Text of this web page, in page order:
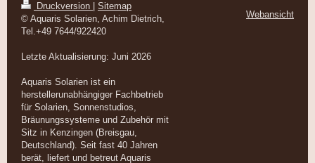
Druckversion
Sitemap
© Aquaris Solarien, Achim Dietrich,
Tel.+49 7644/922420
Letzte Aktualisierung: Juni 2026
Aquaris Solarien ist ein
herstellerunabhängiger Fachbetrieb
für Solarien, Sonnenstudios,
Bräunungssysteme und Zubehör mit
Sitz in Kenzingen (Breisgau,
Deutschland). Seit fast 40 Jahren
berät, liefert und betreut Aquaris
Webansicht